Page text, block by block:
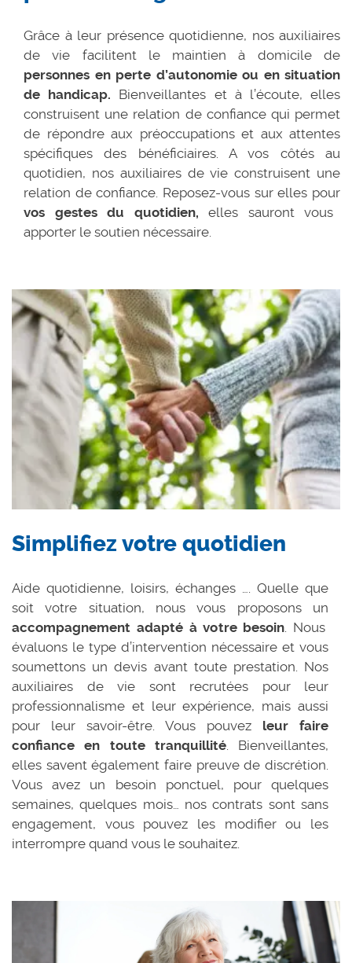
Grâce à leur présence quotidienne, nos auxiliaires
de vie facilitent le maintien à domicile de
personnes en perte d’autonomie ou en situation
de handicap. Bienveillantes et à l’écoute, elles
construisent une relation de confiance qui permet
de répondre aux préoccupations et aux attentes
spécifiques des bénéficiaires. A vos côtés au
quotidien, nos auxiliaires de vie construisent une
relation de confiance. Reposez-vous sur elles pour
vos gestes du quotidien, elles sauront vous
apporter le soutien nécessaire.
Simplifiez votre quotidien
Aide quotidienne, loisirs, échanges …. Quelle que
soit votre situation, nous vous proposons un
accompagnement adapté à votre besoin. Nous
évaluons le type d’intervention nécessaire et vous
soumettons un devis avant toute prestation. Nos
auxiliaires de vie sont recrutées pour leur
professionnalisme et leur expérience, mais aussi
pour leur savoir-être. Vous pouvez leur faire
confiance en toute tranquillité. Bienveillantes,
elles savent également faire preuve de discrétion.
Vous avez un besoin ponctuel, pour quelques
semaines, quelques mois… nos contrats sont sans
engagement, vous pouvez les modifier ou les
interrompre quand vous le souhaitez.